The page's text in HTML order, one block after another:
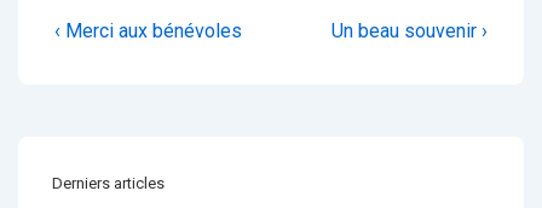
Navigation
Previous
‹ Merci aux bénévoles
Next
Un beau souvenir ›
Derniers articles